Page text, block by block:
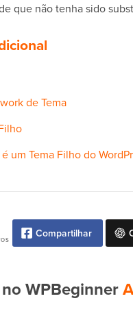
que não tenha sido
de Tema
um Tema Filho do
Compartilhar
WPBeginner